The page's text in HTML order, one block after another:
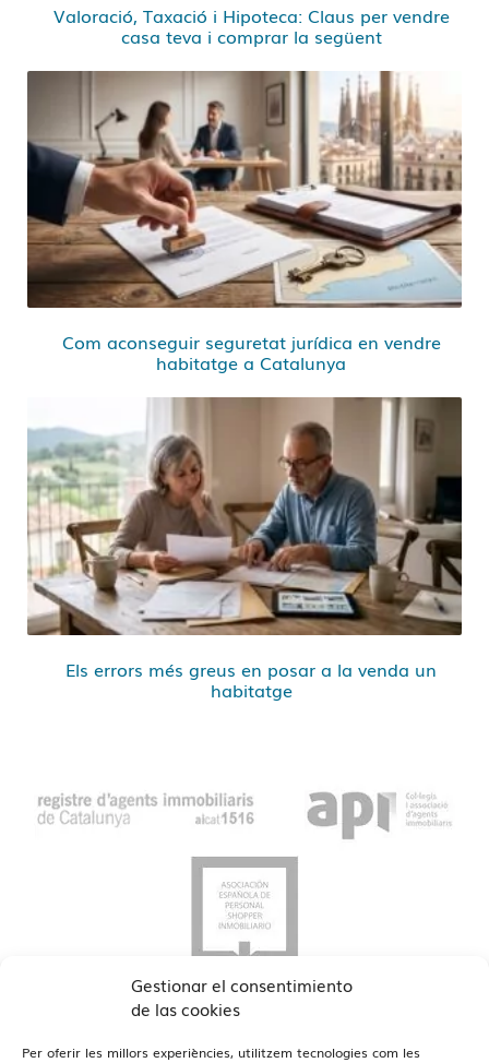
Gestionar el consentimiento
de las cookies
Per oferir les millors experiències, utilitzem tecnologies com les
Valoració, Taxació i Hipoteca: Claus per vendre
casa teva i comprar la següent
Com aconseguir seguretat jurídica en vendre
habitatge a Catalunya
Els errors més greus en posar a la venda un
habitatge